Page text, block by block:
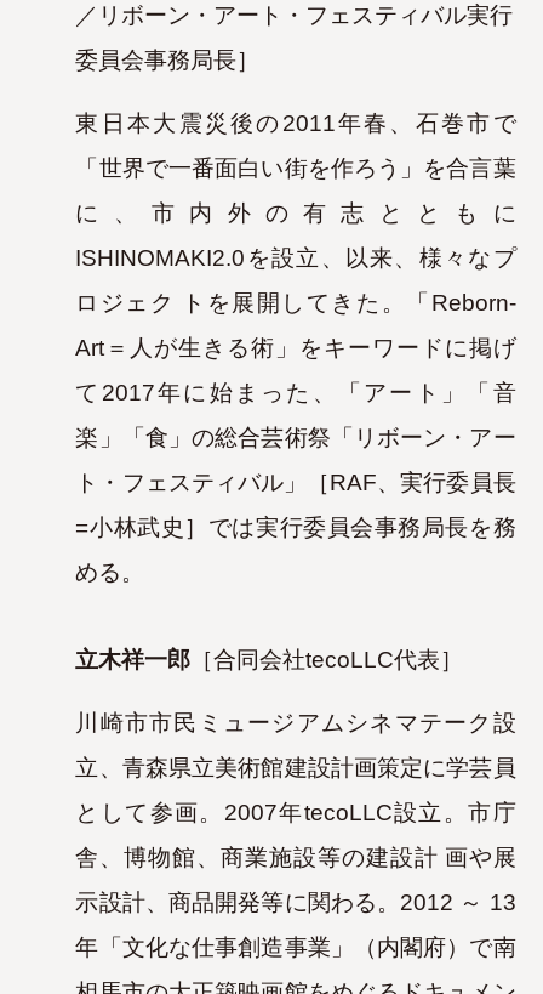
／ リボーン・アート・フェスティバル実行
委員会事務局長］
東日本大震災後の2011年春、石巻市で
「世界で一番面白い街を作ろう」を合言葉
に、市内外の有志とともに
ISHINOMAKI2.0を設立、以来、様々なプ
ロジェク
トを展開してきた。「Reborn-
Art＝人が生きる術」をキーワードに掲げ
て2017年に始まった、「アート」「音
楽」「食」の総合芸術祭「リボーン・アー
ト・フェスティバル」［RAF、実行委員長
=小林武史］では実行委員会事務局長を務
める。
立木祥一郎 ［合同会社tecoLLC代表］
川崎市市民ミュージアムシネマテーク設
立、青森県立美術館建設計画策定に学芸員
として参画。2007年tecoLLC設立。市庁
舎、博物館、商業施設等の建設計 画や展
示設計、商品開発等に関わる。2012 ～ 13
年「文化な仕事創造事業」（内閣府）で南